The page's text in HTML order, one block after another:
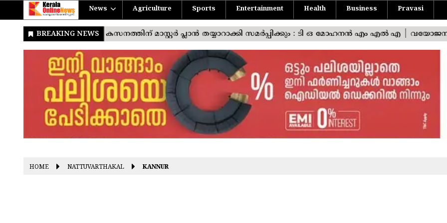
News Agriculture Sports Entertainment Health Business Pravasi
HOME NATTUVARTHAKAL KANNUR